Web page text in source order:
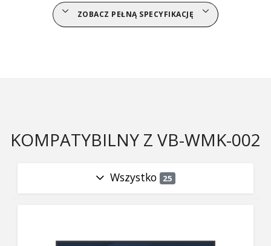
ZOBACZ PEŁNĄ SPECYFIKACJĘ
KOMPATYBILNY Z VB-WMK-002
Wszystko 25